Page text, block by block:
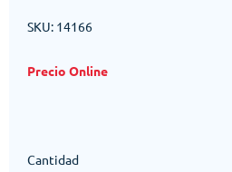
SKU: 14166
Cantidad